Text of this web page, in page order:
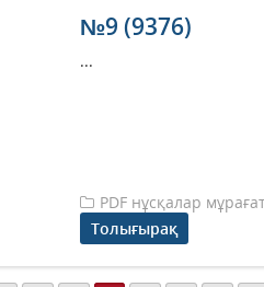
№9 (9376)
...
PDF нұсқалар
Толығырақ